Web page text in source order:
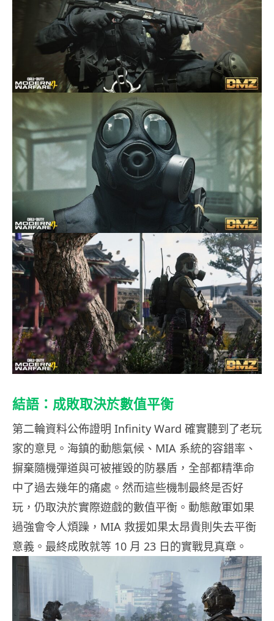
結語：成敗取決於數值平衡
第二輪資料公佈證明 Infinity Ward 確實聽到了老玩
家的意見。海鎮的動態氣候、MIA 系統的容錯率、
摒棄隨機彈道與可被摧毀的防暴盾，全部都精準命
中了過去幾年的痛處。然而這些機制最終是否好
玩，仍取決於實際遊戲的數值平衡。動態敵軍如果
過強會令人煩躁，MIA 救援如果太昂貴則失去平衡
意義。最終成敗就等 10 月 23 日的實戰見真章。